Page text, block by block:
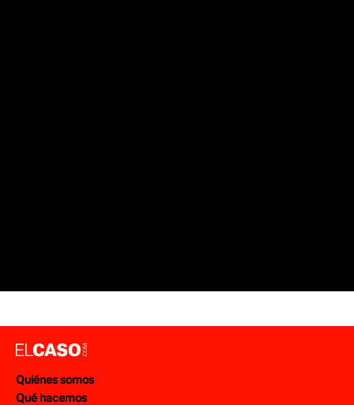
Quiénes somos
Qué hacemos